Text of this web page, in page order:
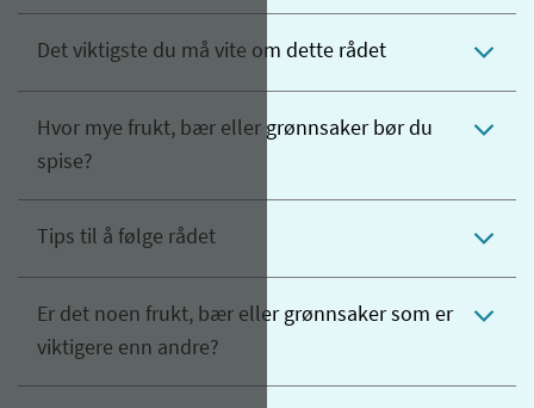
Det viktigste du må vite om dette rådet
Hvor mye frukt, bær eller grønnsaker bør du
spise?
Tips til å følge rådet
Er det noen frukt, bær eller grønnsaker som er
viktigere enn andre?